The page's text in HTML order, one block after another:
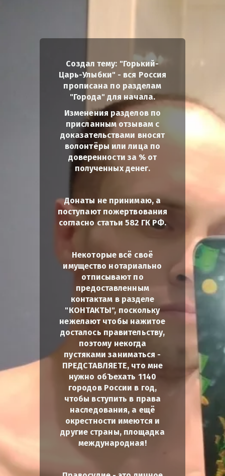
Создал тему: "Горький-
Царь-Улыбки" - вся Россия
прописана по разделам
"Города" для начала.
Изменения разделов по
присланным отзывам с
доказательствами вносят
волонтёры или лица по
доверенности за % от
полученных денег.
Донаты не принимаю, а
поступают пожертвования
согласно статьи 582 ГК РФ.
Некоторые всё своё
имущество нотариально
отписывают по
предоставленным
контактам в разделе
"КОНТАКТЫ", поскольку
нежелают чтобы нажитое
досталось правительству,
поэтому некогда
пустяками заниматься -
ПРЕДСТАВЛЯЕТЕ, что мне
нужно обЪехать 1140
городов России в год,
чтобы вступить в права
наследования, а ещё
окрестности имеются и
другие страны, площадка
международная!